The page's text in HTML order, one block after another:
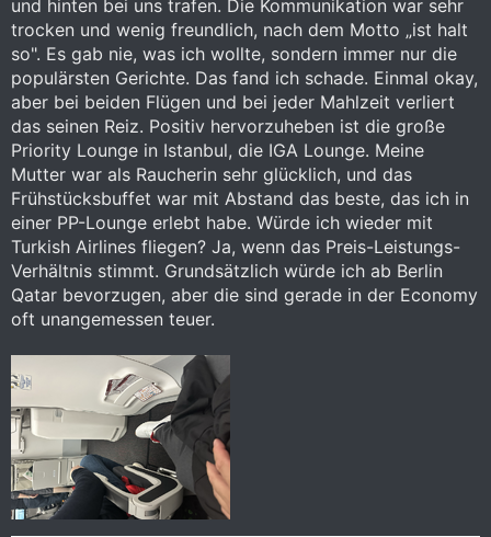
und hinten bei uns trafen. Die Kommunikation war sehr
trocken und wenig freundlich, nach dem Motto „ist halt
so". Es gab nie, was ich wollte, sondern immer nur die
populärsten Gerichte. Das fand ich schade. Einmal okay,
aber bei beiden Flügen und bei jeder Mahlzeit verliert
das seinen Reiz. Positiv hervorzuheben ist die große
Priority Lounge in Istanbul, die IGA Lounge. Meine
Mutter war als Raucherin sehr glücklich, und das
Frühstücksbuffet war mit Abstand das beste, das ich in
einer PP-Lounge erlebt habe. Würde ich wieder mit
Turkish Airlines fliegen? Ja, wenn das Preis-Leistungs-
Verhältnis stimmt. Grundsätzlich würde ich ab Berlin
Qatar bevorzugen, aber die sind gerade in der Economy
oft unangemessen teuer.